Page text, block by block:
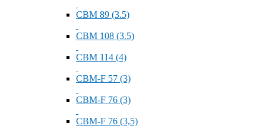
СВМ 89 (3.5)
СВМ 108 (3.5)
СВМ 114 (4)
СВМ-F 57 (3)
СВМ-F 76 (3)
СВМ-F 76 (3,5)